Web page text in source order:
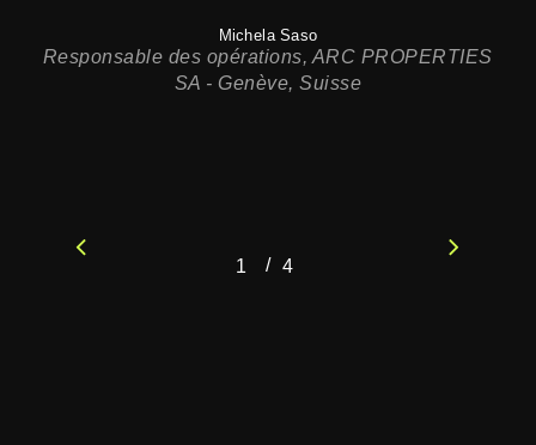
Michela Saso
Responsable des opérations, ARC PROPERTIES
SA - Genève, Suisse
1 2 3
/ 4